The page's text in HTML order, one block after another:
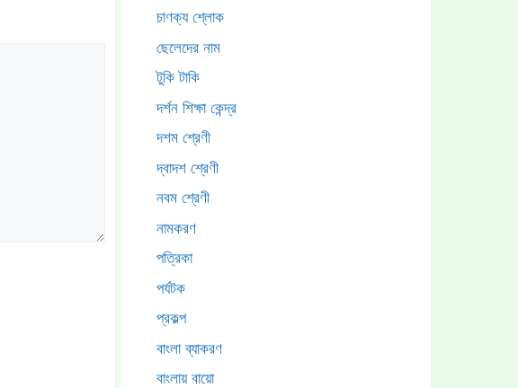
চাণক্য শ্লোক
ছেলেদের নাম
টুকি টাকি
দর্শন শিক্ষা কেন্দ্র
দশম শ্রেণী
দ্বাদশ শ্রেণী
নবম শ্রেণী
নামকরণ
পত্রিকা
পর্যটক
প্রকল্প
বাংলা ব্যাকরণ
বাংলায় বায়ো